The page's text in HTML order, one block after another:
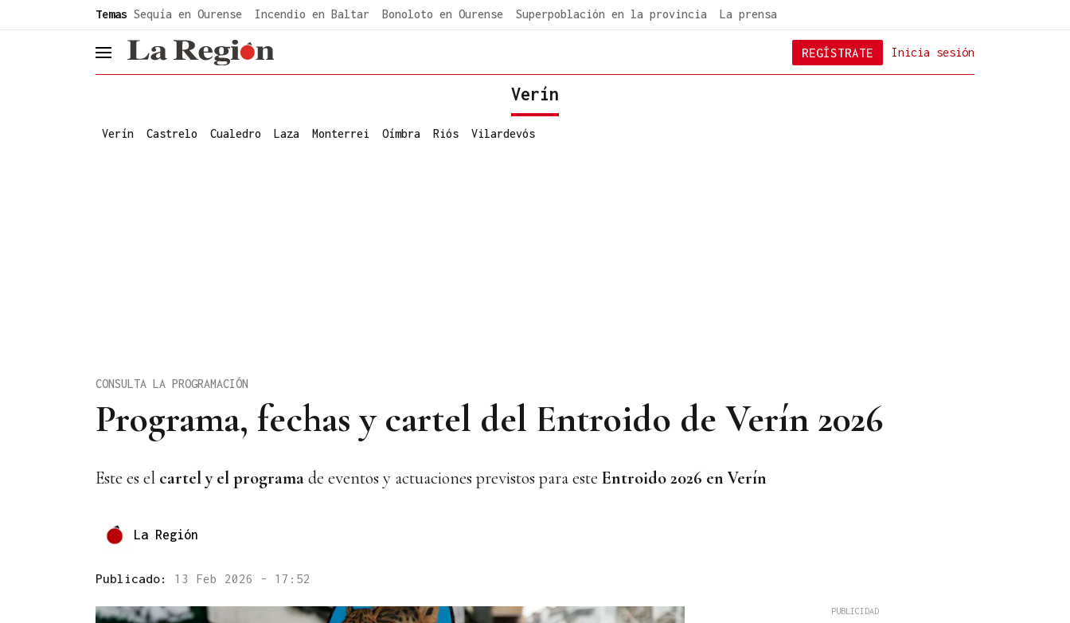
Temas Sequía en Ourense Incendio en Baltar Bonoloto en Ourense Superpoblación en la provincia La prensa
header.menu.open Inicia sesión
REGÍSTRATE
Verín
Verín Castrelo Cualedro Laza Monterrei Oímbra Riós Vilardevós
Programa, fechas y cartel del Entroido de Verín 2026
CONSULTA LA PROGRAMACIÓN
Este es el cartel y el programade eventos y actuaciones previstos para este Entroido 2026 en Verín
La Región
Publicado: 13 Feb 2026 - 17:52